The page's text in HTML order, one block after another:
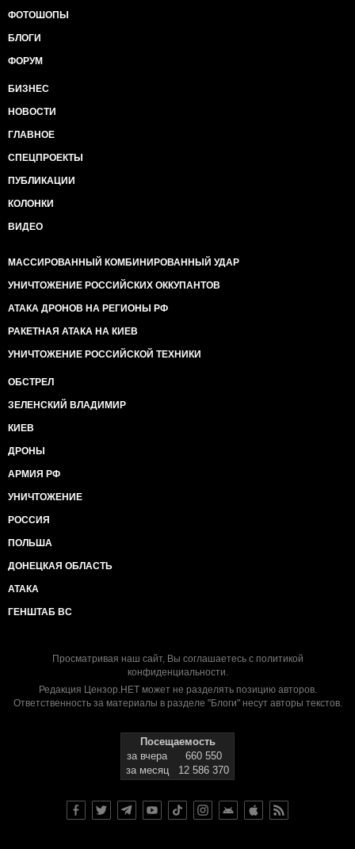
ФОТОШОПЫ
БЛОГИ
ФОРУМ
БИЗНЕС
НОВОСТИ
ГЛАВНОЕ
СПЕЦПРОЕКТЫ
ПУБЛИКАЦИИ
КОЛОНКИ
ВИДЕО
МАССИРОВАННЫЙ КОМБИНИРОВАННЫЙ УДАР
УНИЧТОЖЕНИЕ РОССИЙСКИХ ОККУПАНТОВ
АТАКА ДРОНОВ НА РЕГИОНЫ РФ
РАКЕТНАЯ АТАКА НА КИЕВ
УНИЧТОЖЕНИЕ РОССИЙСКОЙ ТЕХНИКИ
ОБСТРЕЛ
ЗЕЛЕНСКИЙ ВЛАДИМИР
КИЕВ
ДРОНЫ
АРМИЯ РФ
УНИЧТОЖЕНИЕ
РОССИЯ
ПОЛЬША
ДОНЕЦКАЯ ОБЛАСТЬ
АТАКА
ГЕНШТАБ ВС
Просматривая наш сайт, Вы соглашаетесь с политикой
конфиденциальности.
Редакция Цензор.НЕТ может не разделять позицию авторов.
Ответственность за материалы в разделе "Блоги" несут авторы текстов.
Посещаемость
за вчера
660 550
за месяц
12 586 370